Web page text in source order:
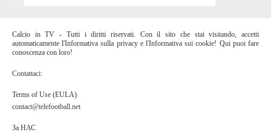
Calcio in TV - Tutti i diritti riservati. Con il sito che stai visitando, accetti
automaticamente l'Informativa sulla privacy e l'Informativa sui cookie! Qui puoi fare
conoscenza con loro!
Contattaci:
Terms of Use (EULA)
contact@telefootball.net
За НАС